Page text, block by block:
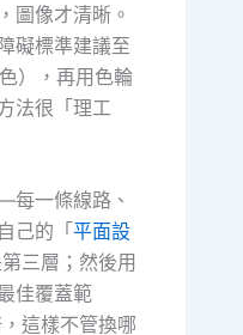
圖像才清晰。
礙標準建議至
），再用色輪
法很「理工
每一條線路、
己的「 平面設
三層；然後用
佳覆蓋範
這樣不管換哪